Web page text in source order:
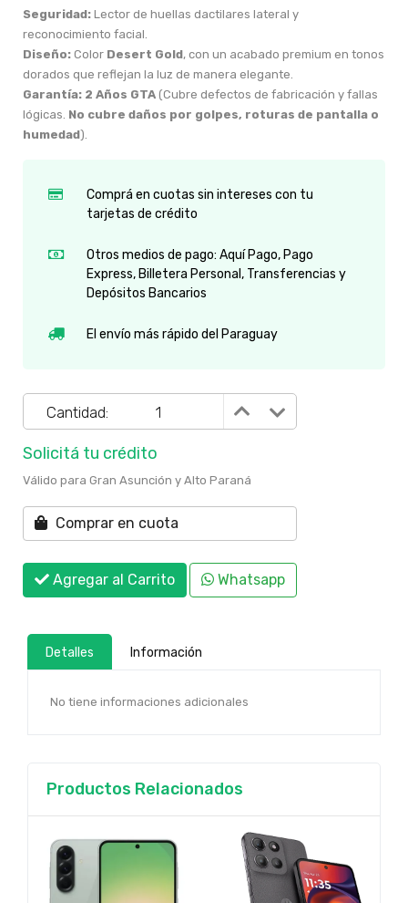
Seguridad: Lector de huellas dactilares lateral y
reconocimiento facial.
Diseño: Color Desert Gold, con un acabado premium en tonos
dorados que reflejan la luz de manera elegante.
Garantía: 2 Años GTA (Cubre defectos de fabricación y fallas
lógicas. No cubre daños por golpes, roturas de pantalla o
humedad).
Comprá en cuotas sin intereses con tu
tarjetas de crédito
Otros medios de pago: Aquí Pago, Pago
Express, Billetera Personal, Transferencias y
Depósitos Bancarios
El envío más rápido del Paraguay
Cantidad:
Solicitá tu crédito
Válido para Gran Asunción y Alto Paraná
Comprar en cuota
Agregar al Carrito Whatsapp
Detalles Información
No tiene informaciones adicionales
Productos Relacionados